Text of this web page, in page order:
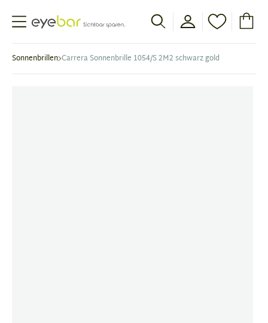
Abele Optic
Sonnenbrillen Carrera Sonnenbrille 1054/S 2M2 schwarz gold